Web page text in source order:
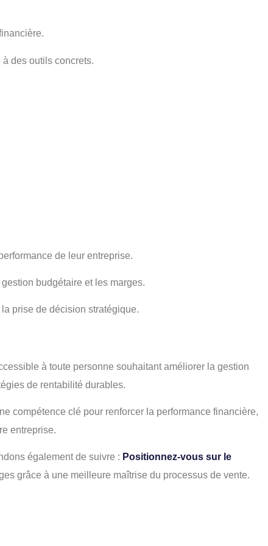
des outils concrets.
de leur entreprise.
budgétaire et les marges.
prise de décision stratégique.
à toute personne souhaitant améliorer la gestion
de rentabilité durables.
compétence clé pour renforcer la performance financière,
entreprise.
également de suivre : Positionnez-vous sur le
grâce à une meilleure maîtrise du processus de vente.